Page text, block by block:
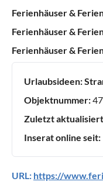
Ferienhäuser &
Ferienhäuser &
Ferienhäuser &
Urlaubsideen:
Objektnummer:
Zuletzt
Inserat online seit:
URL: https://